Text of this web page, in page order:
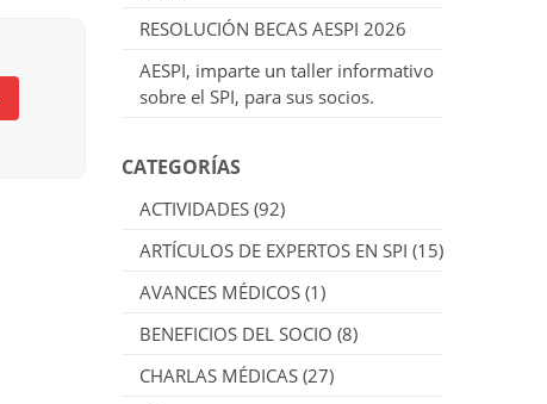
RESOLUCIÓN BECAS AESPI 2026
AESPI, imparte un taller informativo
sobre el SPI, para sus socios.
CATEGORÍAS
ACTIVIDADES (92)
ARTÍCULOS DE EXPERTOS EN SPI (15)
AVANCES MÉDICOS (1)
BENEFICIOS DEL SOCIO (8)
CHARLAS MÉDICAS (27)